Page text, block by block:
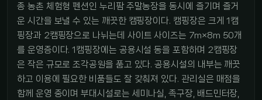
종 농촌 체험형 펜션인 누리팜 주말농장을 동시에 즐기며 즐거
운 시간을 보낼 수 있는 깨끗한 캠핑장이다. 캠핑장은 크게 1캠
핑장과 2캠핑장으로 나뉘는데 사이트 사이즈는 7m×8m 50개
를 운영증이다. 1캠핑장에는 공용시설 동을 포함하며 2캠핑장
은 작은 규모로 조각공원을 품고 있다. 공용시설의 내부는 깨끗
하고 이용에 필요한 비품들도 잘 갖춰져 있다. 관리실은 매점을
함께 운영 중이며 부대시설로는 세미나실, 족구장, 배드민터장,